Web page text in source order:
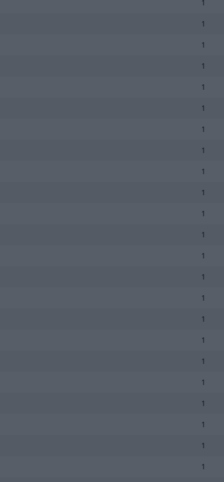
1
1
1
1
1
1
1
1
1
1
1
1
1
1
1
1
1
1
1
1
1
1
1